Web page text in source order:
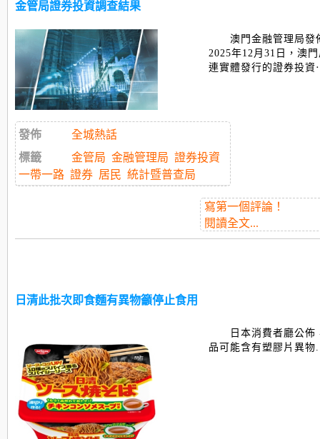
金管局證券投資調查結果
澳門金融管理局發
2025年12月31日，澳
連實體發行的證券投
發佈
全城熱話
標籤
金管局 金融管理局 證券投資
一帶一路 證券 居民 統計暨普查局
寫第一個評論！
閱讀全文...
日清此批次即食麵有異物籲停止食用
日本消費者廳公
品可能含有塑膠片異